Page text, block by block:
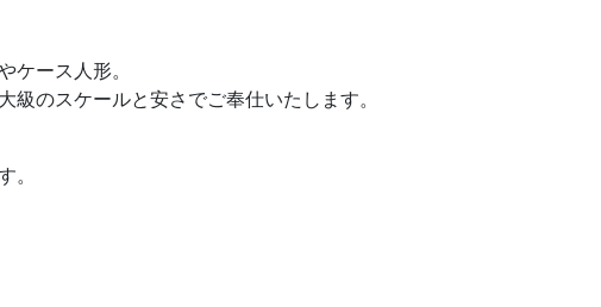
ケース人形。
のスケールと安さでご奉仕いたします。
。